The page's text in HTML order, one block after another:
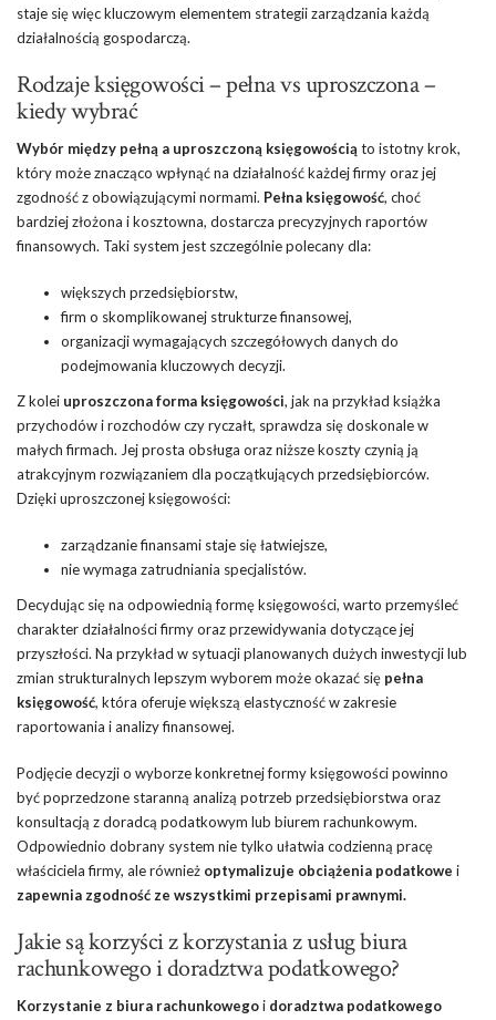
staje się więc kluczowym elementem strategii zarządzania każdą
działalnością gospodarczą.
Rodzaje księgowości – pełna vs uproszczona –
kiedy wybrać
Wybór między pełną a uproszczoną księgowością to istotny krok,
który może znacząco wpłynąć na działalność każdej firmy oraz jej
zgodność z obowiązującymi normami. Pełna księgowość, choć
bardziej złożona i kosztowna, dostarcza precyzyjnych raportów
finansowych. Taki system jest szczególnie polecany dla:
większych przedsiębiorstw,
firm o skomplikowanej strukturze finansowej,
organizacji wymagających szczegółowych danych do
podejmowania kluczowych decyzji.
Z kolei uproszczona forma księgowości, jak na przykład książka
przychodów i rozchodów czy ryczałt, sprawdza się doskonale w
małych firmach. Jej prosta obsługa oraz niższe koszty czynią ją
atrakcyjnym rozwiązaniem dla początkujących przedsiębiorców.
Dzięki uproszczonej księgowości:
zarządzanie finansami staje się łatwiejsze,
nie wymaga zatrudniania specjalistów.
Decydując się na odpowiednią formę księgowości, warto przemyśleć
charakter działalności firmy oraz przewidywania dotyczące jej
przyszłości. Na przykład w sytuacji planowanych dużych inwestycji lub
zmian strukturalnych lepszym wyborem może okazać się pełna
księgowość, która oferuje większą elastyczność w zakresie
raportowania i analizy finansowej.
Podjęcie decyzji o wyborze konkretnej formy księgowości powinno
być poprzedzone staranną analizą potrzeb przedsiębiorstwa oraz
konsultacją z doradcą podatkowym lub biurem rachunkowym.
Odpowiednio dobrany system nie tylko ułatwia codzienną pracę
właściciela firmy, ale również optymalizuje obciążenia podatkowe i
zapewnia zgodność ze wszystkimi przepisami prawnymi.
Jakie są korzyści z korzystania z usług biura
rachunkowego i doradztwa podatkowego?
Korzystanie z biura rachunkowegoi doradztwa podatkowego